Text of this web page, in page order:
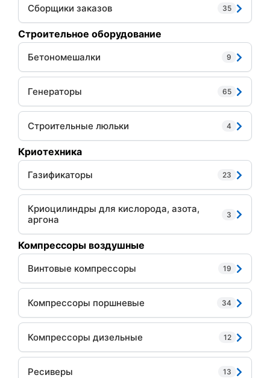
Сборщики заказов 35
Строительное оборудование
Бетономешалки 9
Генераторы 65
Строительные люльки 4
Криотехника
Газификаторы 23
Криоцилиндры для кислорода, азота,
аргона
3
Компрессоры воздушные
Винтовые компрессоры 19
Компрессоры поршневые 34
Компрессоры дизельные 12
Ресиверы 13